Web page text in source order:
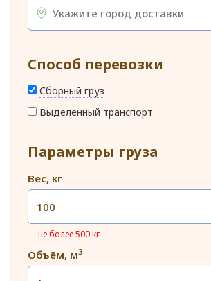
Способ перевозки
Сборный груз
Выделенный транспорт
Параметры груза
Вес, кг
не более 500 кг
Объём, м3